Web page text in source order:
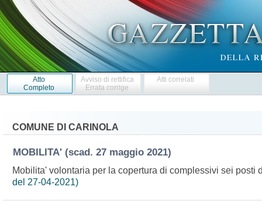
Atto
Completo
Avviso di rettifica
Errata corrige
Atti correlati
COMUNE DI CARINOLA
MOBILITA' (scad. 27 maggio 2021)
Mobilita' volontaria per la copertura di complessivi sei
del 27-04-2021)